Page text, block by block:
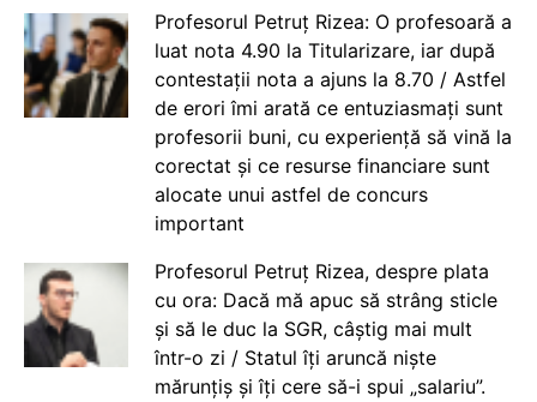
Profesorul Petruț Rizea: O profesoară a
luat nota 4.90 la Titularizare, iar după
contestații nota a ajuns la 8.70 / Astfel
de erori îmi arată ce entuziasmați sunt
profesorii buni, cu experiență să vină la
corectat și ce resurse financiare sunt
alocate unui astfel de concurs
important
Profesorul Petruț Rizea, despre plata
cu ora: Dacă mă apuc să strâng sticle
și să le duc la SGR, câștig mai mult
într-o zi / Statul îți aruncă niște
mărunțiș și îți cere să-i spui „salariu”.